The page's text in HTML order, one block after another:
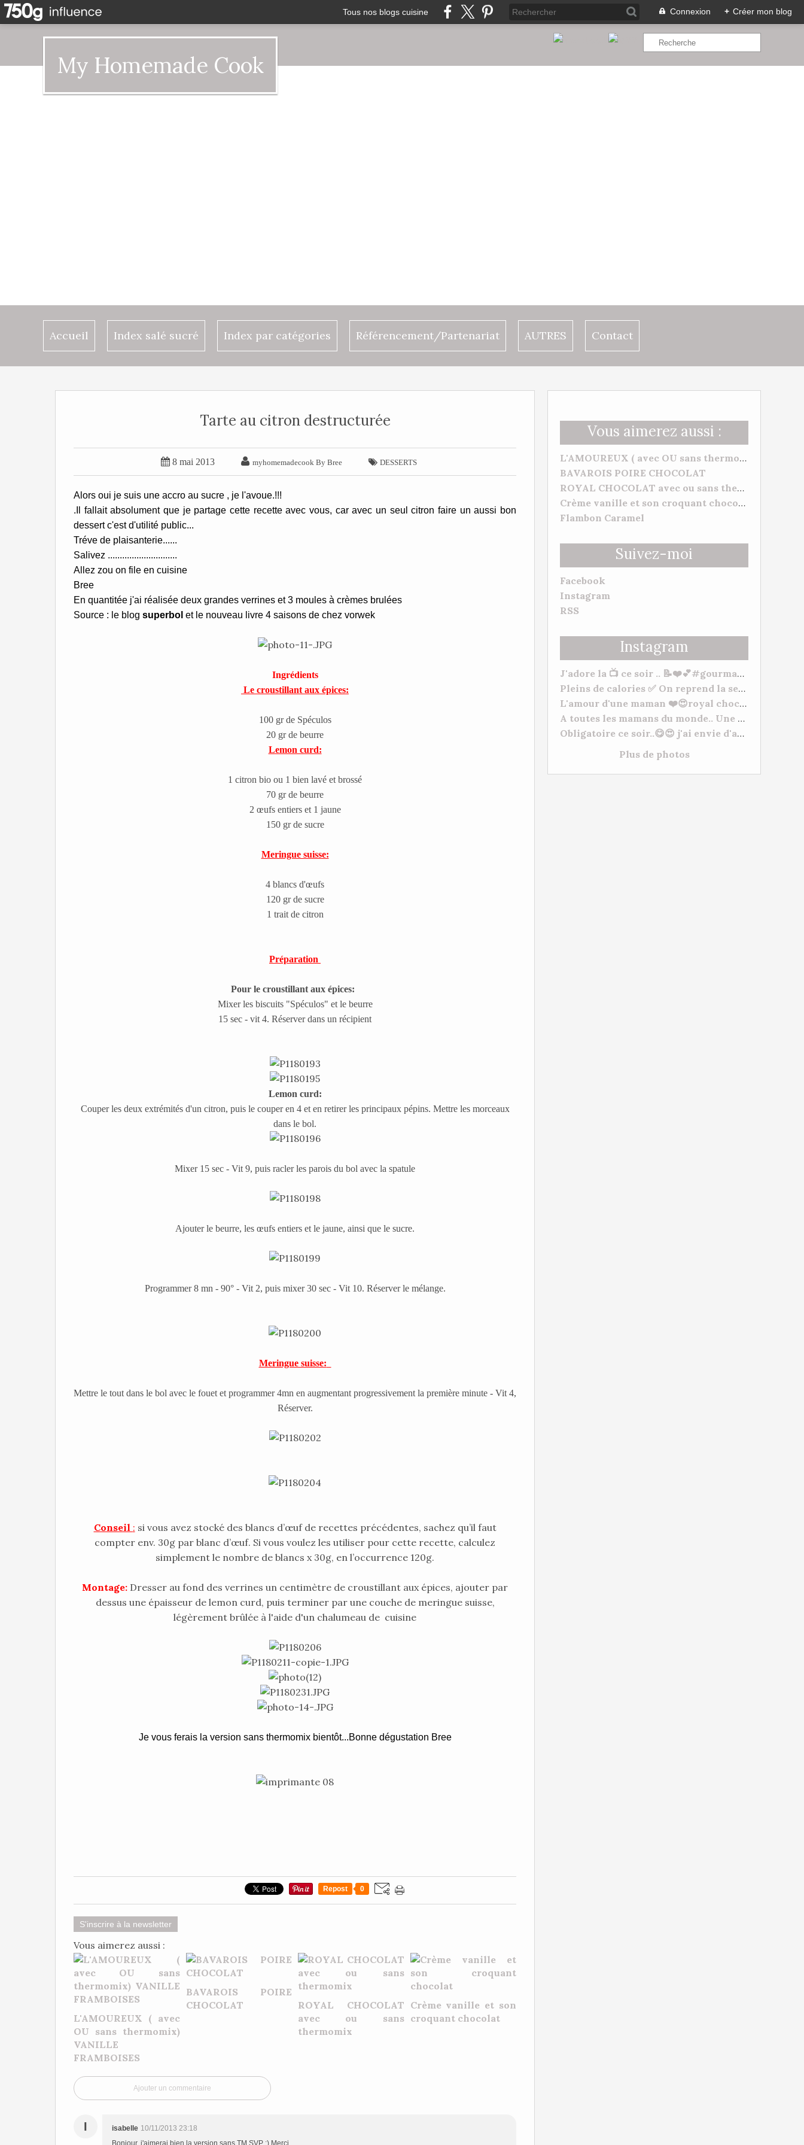
Tous nos blogs cuisine Connexion + Créer mon blog
My Homemade Cook
Accueil Index salé sucré Index par catégories Référencement/Partenariat AUTRES Contact
Vous aimerez aussi :
L'AMOUREUX ( avec OU sans thermomix) VANILLE FRAMBOISES
BAVAROIS POIRE CHOCOLAT
ROYAL CHOCOLAT avec ou sans thermomix
Crème vanille et son croquant chocolat
Flambon Caramel
Suivez-moi
Facebook
Instagram
RSS
Instagram
J'adore la 📺 ce soir .. 📝❤️💕#gourmandise #myhomemadecook #meilleurspatissiers
Pleins de calories ✅ On reprend la semaine 🥒. Bonne soirée et bonne semaine à tous. 😋❤️ #behappy #famille #gourmandise #yummy #tm31 #tm5 #gourmandise
L'amour d'une maman ❤️😍royal chocolat ( mangue/framboises) "De l'amour, de l'amour, de l'amour 💕" à mes deux petits chats Morgane Et Hugo. --- #patisserie #fetedesmeres #homemadefood #chocolat #lovecooking #cookingtime #yummy #tm31 #thermomixfrance #bestofthermomix #thermomixrecipes #thermomixtm5
A toutes les mamans du monde.. Une très bonne fête, plein de gros bisous à vous toutes. ❤️😍❤️ #fetesdesmeres #amour
Obligatoire ce soir..😋😍 j'ai envie d'acheter du matériel de Pâtisserie lol normal ???? #cuisineshop #meilleurspatissiers #patisserie
Plus de photos
Tarte au citron destructurée
 8 mai 2013  myhomemadecook By Bree  DESSERTS
Alors oui je suis une accro au sucre , je l'avoue.!!!
.Il fallait absolument que je partage cette recette avec vous, car avec un seul citron faire un aussi bon
dessert c'est d'utilité public...
Tréve de plaisanterie......
Salivez .............................
Allez zou on file en cuisine
Bree
En quantitée j'ai réalisée deux grandes verrines et 3 moules à crèmes brulées
Source : le blog superbol et le nouveau livre 4 saisons de chez vorwek
Ingrédients
Le croustillant aux épices:
100 gr de Spéculos
20 gr de beurre
Lemon curd:
1 citron bio ou 1 bien lavé et brossé
70 gr de beurre
2 œufs entiers et 1 jaune
150 gr de sucre
Meringue suisse:
4 blancs d'œufs
120 gr de sucre
1 trait de citron
Préparation
Pour le croustillant aux épices:
Mixer les biscuits "Spéculos" et le beurre
15 sec - vit 4. Réserver dans un récipient
Lemon curd:
Couper les deux extrémités d'un citron, puis le couper en 4 et en retirer les principaux pépins. Mettre les morceaux
dans le bol.
Mixer 15 sec - Vit 9, puis racler les parois du bol avec la spatule
Ajouter le beurre, les œufs entiers et le jaune, ainsi que le sucre.
Programmer 8 mn - 90° - Vit 2, puis mixer 30 sec - Vit 10. Réserver le mélange.
Meringue suisse:
Mettre le tout dans le bol avec le fouet et programmer 4mn en augmentant progressivement la première minute - Vit 4,
Réserver.
Conseil : si vous avez stocké des blancs d’œuf de recettes précédentes, sachez qu’il faut
compter env. 30g par blanc d’œuf. Si vous voulez les utiliser pour cette recette, calculez
simplement le nombre de blancs x 30g, en l’occurrence 120g.
Montage: Dresser au fond des verrines un centimètre de croustillant aux épices, ajouter par
dessus une épaisseur de lemon curd, puis terminer par une couche de meringue suisse,
légèrement brûlée à l'aide d'un chalumeau de cuisine
Je vous ferais la version sans thermomix bientôt...Bonne dégustation Bree
Repost 0
S'inscrire à la newsletter
Vous aimerez aussi :
L'AMOUREUX ( avec
OU sans thermomix)
VANILLE
FRAMBOISES
BAVAROIS POIRE
CHOCOLAT
ROYAL CHOCOLAT
avec ou sans
thermomix
Crème vanille et son
croquant chocolat
Ajouter un commentaire
I isabelle 10/11/2013 23:18
Bonjour, j'aimerai bien la version sans TM SVP :) Merci.